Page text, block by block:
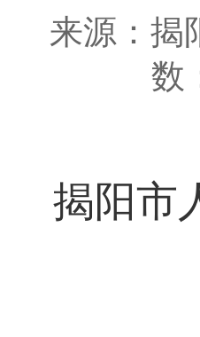
来源：揭
数
揭阳市